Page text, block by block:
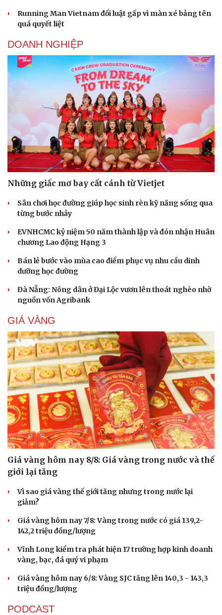
Cải chính
Running Man Vietnam đổi luật gấp vì màn xé bảng tên
quá quyết liệt
DOANH NGHIỆP
Những giấc mơ bay cất cánh từ Vietjet
Sân chơi học đường giúp học sinh rèn kỹ năng sống qua
từng bước nhảy
EVNHCMC kỷ niệm 50 năm thành lập và đón nhận Huân
chương Lao động Hạng 3
Bán lẻ bước vào mùa cao điểm phục vụ nhu cầu dinh
dưỡng học đường
Đà Nẵng: Nông dân ở Đại Lộc vươn lên thoát nghèo nhờ
nguồn vốn Agribank
GIÁ VÀNG
Giá vàng hôm nay 8/8: Giá vàng trong nước và thế
giới lại tăng
Vì sao giá vàng thế giới tăng nhưng trong nước lại
giảm?
Giá vàng hôm nay 7/8: Vàng trong nước có giá 139,2-
142,2 triệu đồng/lượng
Vĩnh Long kiểm tra phát hiện 17 trường hợp kinh doanh
vàng, bạc, đá quý vi phạm
Giá vàng hôm nay 6/8: Vàng SJC tăng lên 140,3 - 143,3
triệu đồng/lượng
PODCAST